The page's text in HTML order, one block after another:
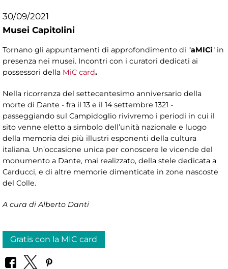
30/09/2021
Musei Capitolini
Tornano gli appuntamenti di approfondimento di "aMICi" in
presenza nei musei. Incontri con i curatori dedicati ai
possessori della MiC card.
Nella ricorrenza del settecentesimo anniversario della
morte di Dante - fra il 13 e il 14 settembre 1321 -
passeggiando sul Campidoglio rivivremo i periodi in cui il
sito venne eletto a simbolo dell’unità nazionale e luogo
della memoria dei più illustri esponenti della cultura
italiana. Un’occasione unica per conoscere le vicende del
monumento a Dante, mai realizzato, della stele dedicata a
Carducci, e di altre memorie dimenticate in zone nascoste
del Colle.
A cura di Alberto Danti
Gratis con la MIC card